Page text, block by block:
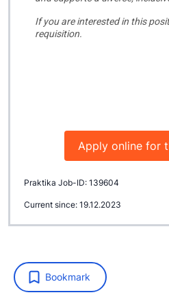
Bookmark
Apply online for
Praktika Job-ID: 139604
Current since: 19.12.2023